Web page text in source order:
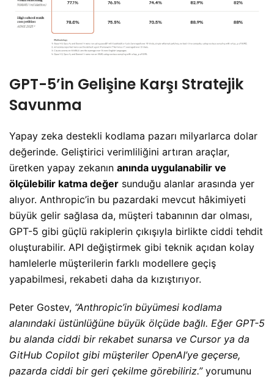
GPT-5’in Gelişine Karşı Stratejik
Savunma
Yapay zeka destekli kodlama pazarı milyarlarca dolar
değerinde. Geliştirici verimliliğini artıran araçlar,
üretken yapay zekanın anında uygulanabilir ve
ölçülebilir katma değer sunduğu alanlar arasında yer
alıyor. Anthropic’in bu pazardaki mevcut hâkimiyeti
büyük gelir sağlasa da, müşteri tabanının dar olması,
GPT-5 gibi güçlü rakiplerin çıkışıyla birlikte ciddi tehdit
oluşturabilir. API değiştirmek gibi teknik açıdan kolay
hamlelerle müşterilerin farklı modellere geçiş
yapabilmesi, rekabeti daha da kızıştırıyor.
Peter Gostev, “Anthropic’in büyümesi kodlama
alanındaki üstünlüğüne büyük ölçüde bağlı. Eğer GPT-5
bu alanda ciddi bir rekabet sunarsa ve Cursor ya da
GitHub Copilot gibi müşteriler OpenAI’ye geçerse,
pazarda ciddi bir geri çekilme görebiliriz.”yorumunu